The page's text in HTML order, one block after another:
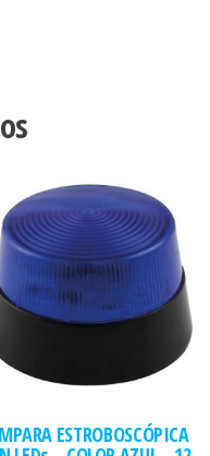
ESTROBOSCÓPICA